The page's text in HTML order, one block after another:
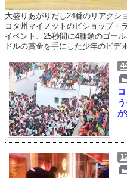
大盛りあがりだし24番のリアクシ
コタ州マイノットのビショップ・
イベント、25秒間に4種類のゴー
ドルの賞金を手にした少年のビデ
が